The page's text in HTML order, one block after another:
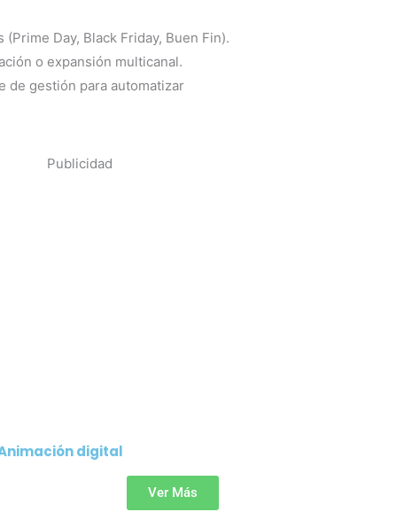
Day, Black Friday, Buen Fin).
o expansión multicanal.
de gestión para automatizar
digital
Ver Más